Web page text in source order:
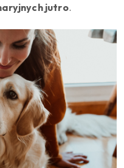
jutro.